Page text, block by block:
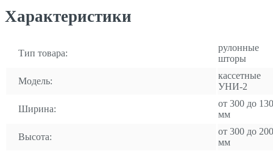
Характеристики
Тип товара:
рулонные
шторы
Модель:
кассетные
УНИ-2
Ширина:
от 300 до
мм
Высота:
от 300 до
мм